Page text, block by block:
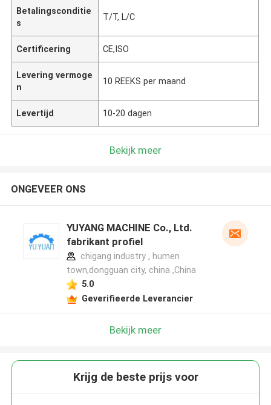
Betalingsconditie
s
T/T, L/C
Certificering CE,ISO
Levering vermoge
n
10 REEKS per maand
Levertijd 10-20 dagen
Bekijk meer
ONGEVEER ONS
YUYANG MACHINE Co., Ltd.
fabrikant profiel
chigang industry , humen
town,dongguan city, china ,China
5.0
Geverifieerde Leverancier
Bekijk meer
Krijg de beste prijs voor